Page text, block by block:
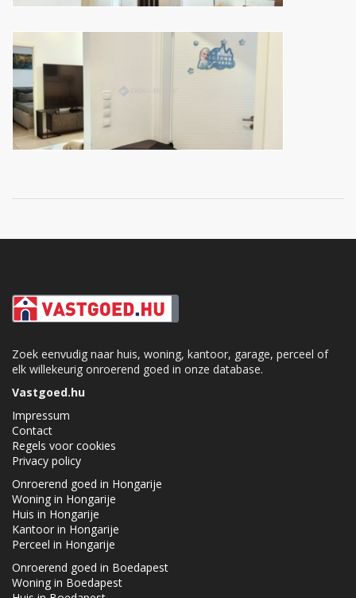
Zoek eenvudig naar huis, woning, kantoor, garage, perceel of
elk willekeurig onroerend goed in onze database.
Vastgoed.hu
Impressum
Contact
Regels voor cookies
Privacy policy
Onroerend goed in Hongarije
Woning in Hongarije
Huis in Hongarije
Kantoor in Hongarije
Perceel in Hongarije
Onroerend goed in Boedapest
Woning in Boedapest